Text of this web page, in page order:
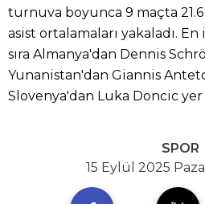
turnuva boyunca 9 maçta 21.6
asist ortalamaları yakaladı.
sıra Almanya'dan Dennis
Yunanistan'dan Giannis
Slovenya'dan Luka Doncic yer
SPOR
15 Eylül 2025